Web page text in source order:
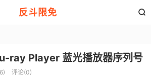
反斗限免 
ray Player 蓝光播放器序列号
评论(0)